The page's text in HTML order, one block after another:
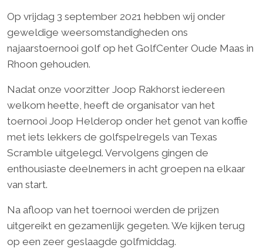
Op vrijdag 3 september 2021 hebben wij onder
geweldige weersomstandigheden ons
najaarstoernooi golf op het GolfCenter Oude Maas in
Rhoon gehouden.
Nadat onze voorzitter Joop Rakhorst iedereen
welkom heette, heeft de organisator van het
toernooi Joop Helderop onder het genot van koffie
met iets lekkers de golfspelregels van Texas
Scramble uitgelegd. Vervolgens gingen de
enthousiaste deelnemers in acht groepen na elkaar
van start.
Na afloop van het toernooi werden de prijzen
uitgereikt en gezamenlijk gegeten. We kijken terug
op een zeer geslaagde golfmiddag.